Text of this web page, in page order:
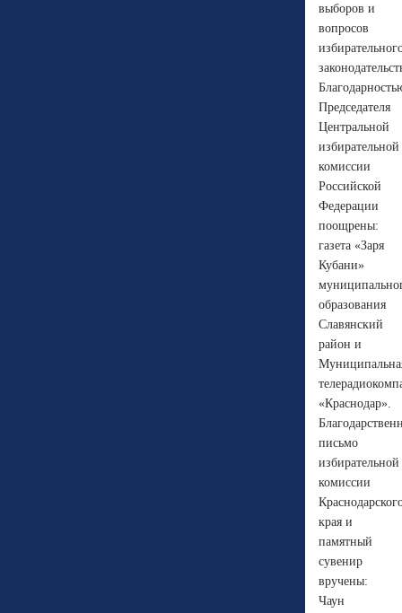
выборов и
вопросов
Председателя
Центральной
избирательной
комиссии
Российской
Федерации
поощрены:
газета «Заря
Кубани»
образования
Славянский
район и
«Краснодар».
письмо
избирательной
комиссии
края и
памятный
сувенир
вручены:
Чаун